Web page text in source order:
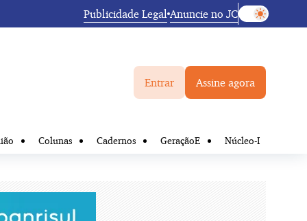
Publicidade Legal Anuncie no JC
Entrar Assine agora
Colunas Cadernos GeraçãoE Núcleo-I